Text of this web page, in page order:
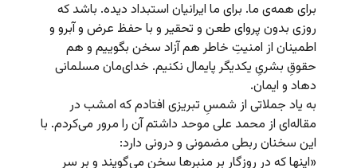
برای همه‌ی ما. برای ما ایرانیان استبداد دیده. باشد که
روزی بدون پروای طعن و تحقیر و با حفظ عرض و آبرو و
اطمینان از امنیتِ خاطر هم آزاد سخن بگوییم و هم
حقوقِ بشریِ یکدیگر پایمال‌ نکنیم. خدای‌مان مسلمانی
دهاد و ایمان.
به یاد جملاتی از شمسِ تبریزی افتادم که امشب در
مقاله‌ای از محمد علی موحد داشتم آن را مرور می‌کردم. با
این سخنان ربطی مضمونی و درونی دارد:
«اینها که در روزگار بر منبرها سخن می‌گویند و بر سرِ